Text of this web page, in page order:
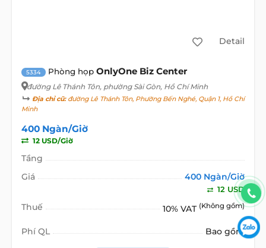
Detail
5334 Phòng họp OnlyOne Biz Center
đường Lê Thánh Tôn, phường Sài Gòn, Hồ Chí Minh
Địa chỉ cũ:đường Lê Thánh Tôn, Phường Bến Nghé, Quận 1, Hồ Chí
Minh
400 Ngàn/Giờ
12 USD/Giờ
Tầng
Giá
400 Ngàn/Giờ
12 USD
Thuế 10% VAT (Không gồm)
Phí QL Bao gồm